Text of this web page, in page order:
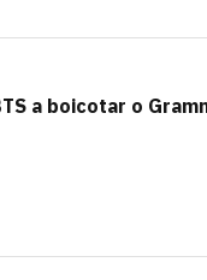
a boicotar o